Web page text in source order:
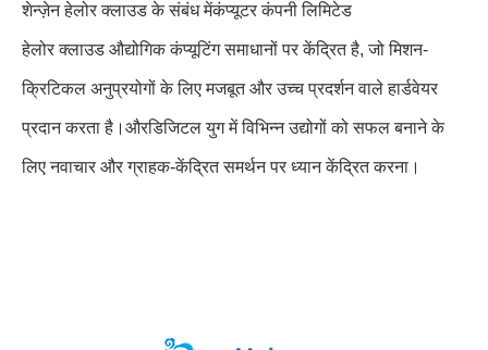
शेन्ज़ेन हेलोर क्लाउड के संबंध मेंकंप्यूटर कंपनी लिमिटेड
हेलोर क्लाउड औद्योगिक कंप्यूटिंग समाधानों पर केंद्रित है, जो मिशन-
क्रिटिकल अनुप्रयोगों के लिए मजबूत और उच्च प्रदर्शन वाले हार्डवेयर
प्रदान करता है। औरडिजिटल युग में विभिन्न उद्योगों को सफल बनाने के
लिए नवाचार और ग्राहक-केंद्रित समर्थन पर ध्यान केंद्रित करना।